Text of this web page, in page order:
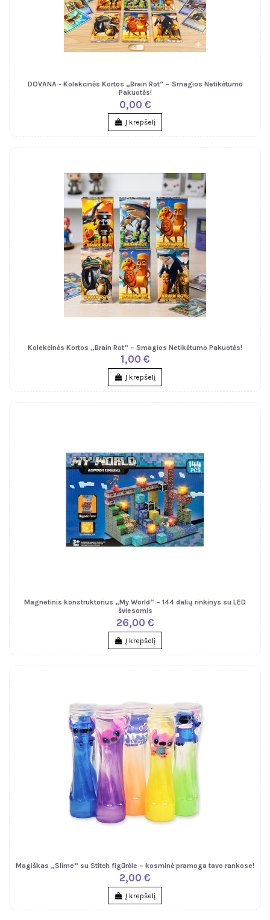
DOVANA - Kolekcinės Kortos „Brain Rot“ – Smagios Netikėtumo
Pakuotės!
0,00 €
Į krepšelį
Kolekcinės Kortos „Brain Rot“ – Smagios Netikėtumo Pakuotės!
1,00 €
Į krepšelį
Magnetinis konstruktorius „My World“ – 144 dalių rinkinys su LED
šviesomis
26,00 €
Į krepšelį
Magiškas „Slime“ su Stitch figūrėle – kosminė pramoga tavo rankose!
2,00 €
Į krepšelį